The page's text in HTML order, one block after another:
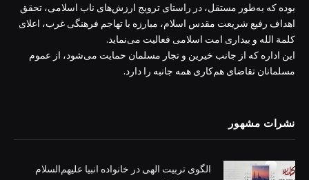
بوده که به‌طور مستقل، در راستای ترویج ارزش‌های ناب اسلامی، تحقق
اهداف رفیع شریعت مقدس اسلام، مبارزه با تهاجم فرهنگی غرب، اعلای
کلمة الله و بیداری امت اسلامی فعالیت می‌نماید.
این اداره که از جانب خیرین و تجار مسلمان حمایت می‌شود، از عموم
مسلمانان تقاضای هم‌کاری همه جانبه را دارد.
نشرات مشهور
الگوی تربیت الهی در خانواده انبیا‌‌ علیهم‌السلام